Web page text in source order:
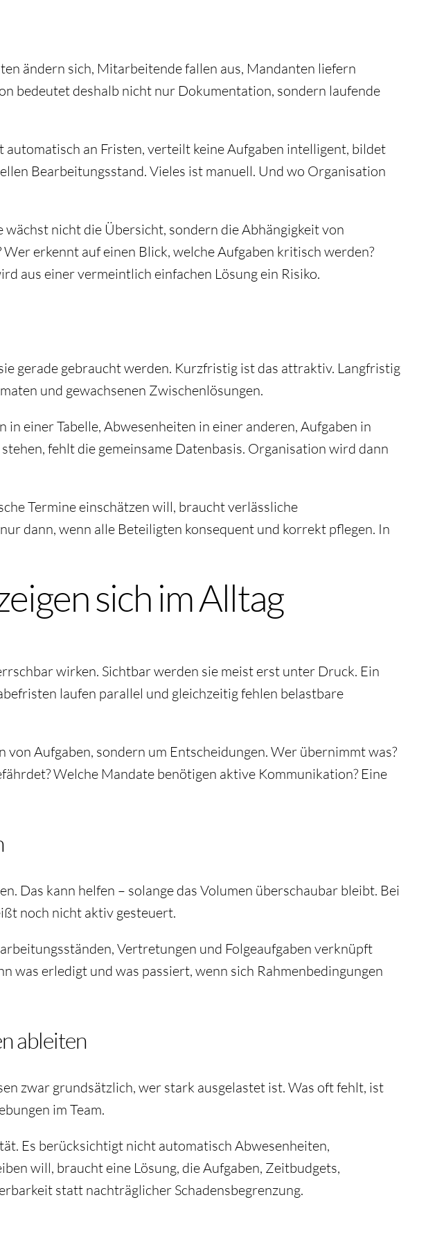
ändern sich, Mitarbeitende fallen aus, Mandanten liefern
bedeutet deshalb nicht nur Dokumentation, sondern laufende
automatisch an Fristen, verteilt keine Aufgaben intelligent, bildet
Bearbeitungsstand. Vieles ist manuell. Und wo Organisation
nicht die Übersicht, sondern die Abhängigkeit von
erkennt auf einen Blick, welche Aufgaben kritisch werden?
aus einer vermeintlich einfachen Lösung ein Risiko.
gerade gebraucht werden. Kurzfristig ist das attraktiv. Langfristig
und gewachsenen Zwischenlösungen.
einer Tabelle, Abwesenheiten in einer anderen, Aufgaben in
fehlt die gemeinsame Datenbasis. Organisation wird dann
Termine einschätzen will, braucht verlässliche
dann, wenn alle Beteiligten konsequent und korrekt pflegen. In
sich im Alltag
wirken. Sichtbar werden sie meist erst unter Druck. Ein
laufen parallel und gleichzeitig fehlen belastbare
Aufgaben, sondern um Entscheidungen. Wer übernimmt was?
Welche Mandate benötigen aktive Kommunikation? Eine
Das kann helfen – solange das Volumen überschaubar bleibt. Bei
noch nicht aktiv gesteuert.
Vertretungen und Folgeaufgaben verknüpft
was erledigt und was passiert, wenn sich Rahmenbedingungen
ableiten
zwar grundsätzlich, wer stark ausgelastet ist. Was oft fehlt, ist
im Team.
Es berücksichtigt nicht automatisch Abwesenheiten,
will, braucht eine Lösung, die Aufgaben, Zeitbudgets,
statt nachträglicher Schadensbegrenzung.